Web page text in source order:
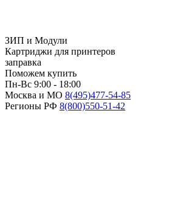
ЗИП и Модули
Картриджи для принтеров
заправка
Поможем купить
Пн-Вс 9:00 - 18:00
Москва и МО 8(495)477-54-85
Регионы РФ 8(800)550-51-42